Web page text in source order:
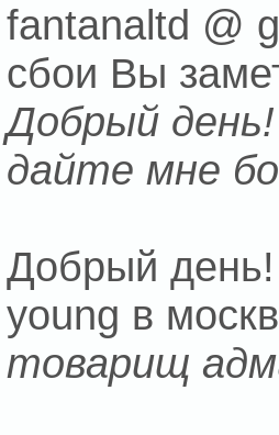
fantanaltd @
сбои Вы
Добрый
дайте мне
Добрый день!
young в
товарищ